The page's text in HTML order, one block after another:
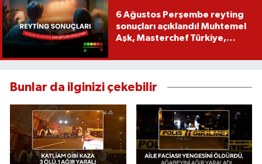
6 Ağustos Perşembe reyting
sonuçları açıklandı! Muhtemel
Aşk, Masterchef Türkiye,
Bunlar da ilginizi çekebilir